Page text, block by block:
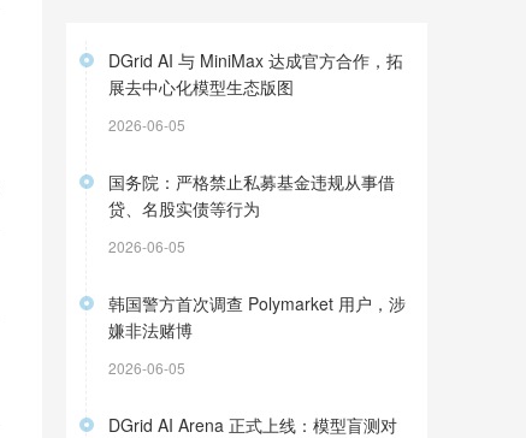
DGrid AI 与 MiniMax 达成官方合作，拓
展去中心化模型生态版图
2026-06-05
国务院：严格禁止私募基金违规从事借
贷、名股实债等行为
2026-06-05
韩国警方首次调查 Polymarket 用户，涉
嫌非法赌博
2026-06-05
DGrid AI Arena 正式上线：模型盲测对